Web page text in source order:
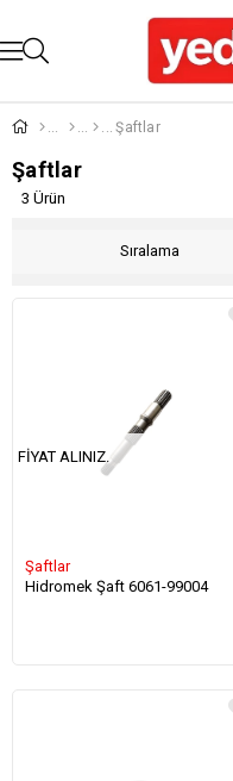
Şaftlar
Şaftlar
Sıralama
3 Ürün
Şaftlar
Hidromek Şaft 6061-99004
FIYAT ALINIZ.